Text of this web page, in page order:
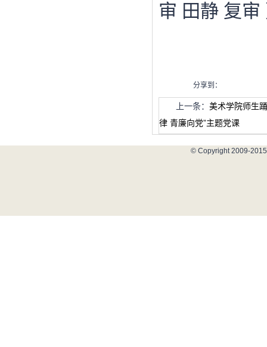
审 田静 复审
分享到：
上一条： 美术学院师生
律 青廉向党”主题党课
© Copyright 2009-